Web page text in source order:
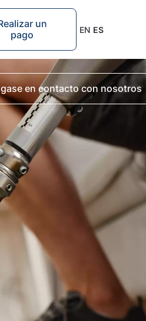
un
pago
EN ES
en contacto con nosotros
socket